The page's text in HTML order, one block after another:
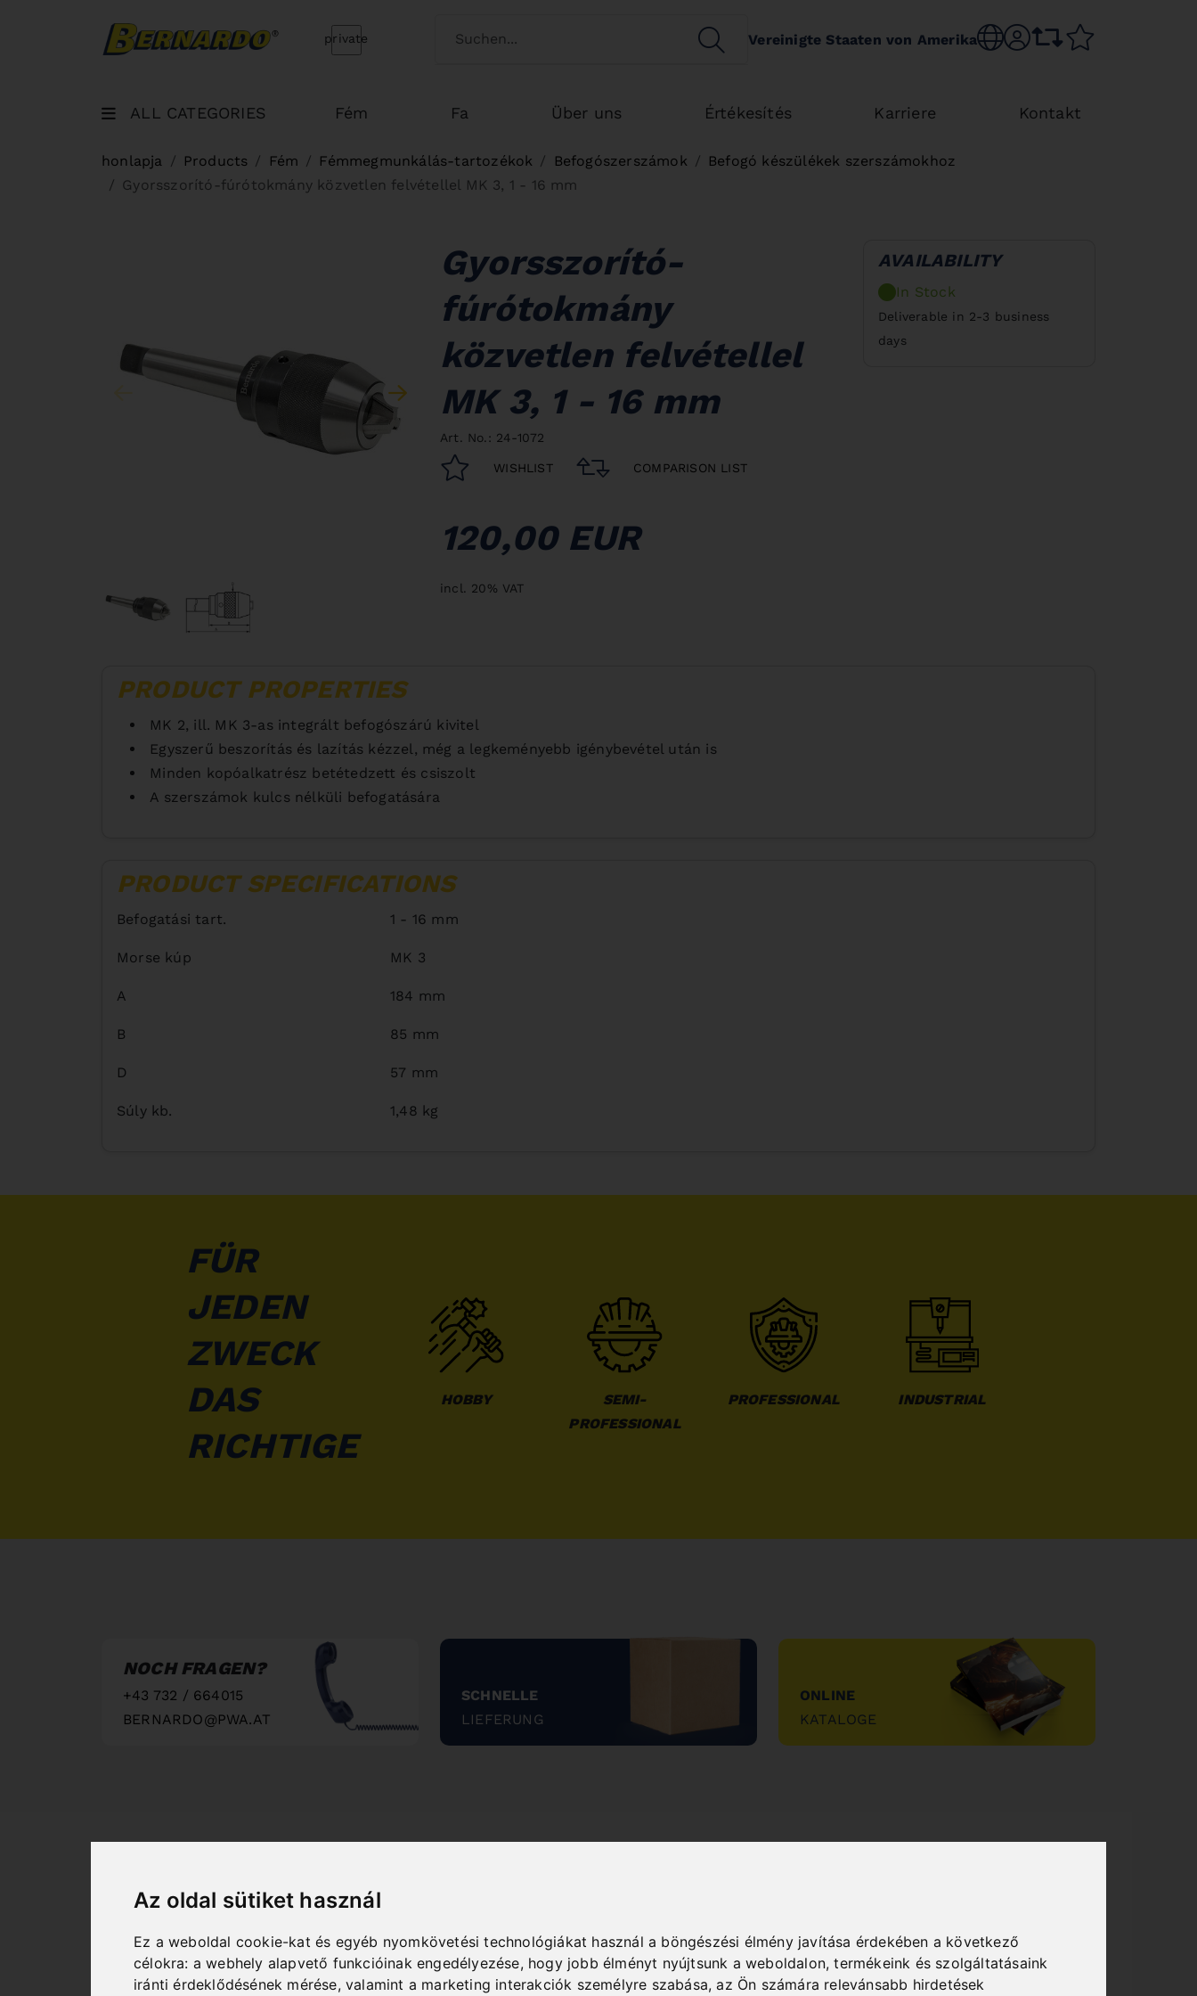
Az oldal sütiket használ
Ez a weboldal cookie-kat és egyéb nyomkövetési technológiákat használ a böngészési élmény javítása érdekében a következő
célokra: a webhely alapvető funkcióinak engedélyezése, hogy jobb élményt nyújtsunk a weboldalon,termékeink és szolgáltatásaink
iránti érdeklődésének mérése, valamint a marketing interakciók személyre szabása,az Ön számára relevánsabb hirdetések
Bernardo Home Switch customertype
private SEARCHVereinigte Staaten von Amerika Choose language
sr.accountcomparison list
ALL CATEGORIES Fém Fa Über uns Értékesítés Karriere Kontakt
honlapja Products Fém Fémmegmunkálás-tartozékok Befogószerszámok
Befogó készülékek szerszámokhoz
Gyorsszorító-fúrótokmány közvetlen felvétellel MK 3, 1 - 16 mm
Gyorsszorító-
fúrótokmány
közvetlen felvétellel
MK 3, 1 - 16 mm
Art. No.: 24-1072
WISHLIST COMPARISON LIST
120,00 EUR
incl. 20% VAT
AVAILABILITY
In Stock
Deliverable in 2-3 business
days
PRODUCT PROPERTIES
MK 2, ill. MK 3-as integrált befogószárú kivitel
Egyszerű beszorítás és lazítás kézzel, még a legkeményebb igénybevétel után is
Minden kopóalkatrész betétedzett és csiszolt
A szerszámok kulcs nélküli befogatására
PRODUCT SPECIFICATIONS
Befogatási tart. 1 - 16 mm
Morse kúp MK 3
A 184 mm
B 85 mm
D 57 mm
Súly kb. 1,48 kg
FÜR
JEDEN
ZWECK
DAS
RICHTIGE
HOBBY
SEMI-
PROFESSIONAL
PROFESSIONAL INDUSTRIAL
NOCH FRAGEN?
+43 732 / 664015
BERNARDO@PWA.AT
SCHNELLE
LIEFERUNG
"
ONLINE
KATALOGE
"